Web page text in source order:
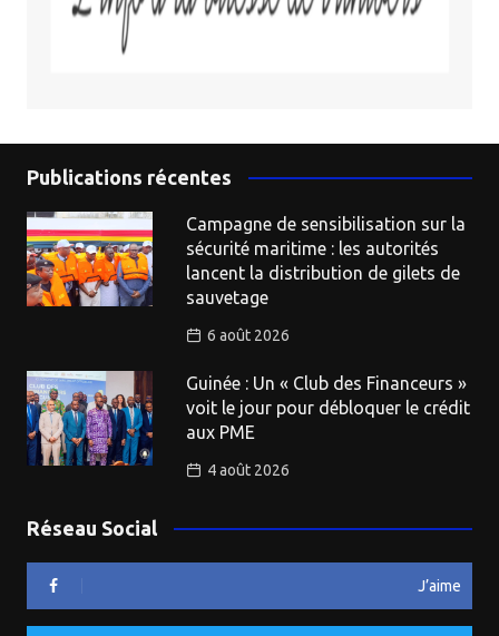
Publications récentes
Campagne de sensibilisation sur la
sécurité maritime : les autorités
lancent la distribution de gilets de
sauvetage
6 août 2026
Guinée : Un « Club des Financeurs »
voit le jour pour débloquer le crédit
aux PME
4 août 2026
Réseau Social
J’aime